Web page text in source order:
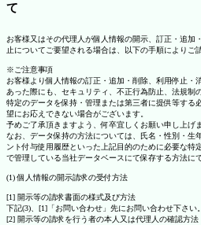
て
お客様又はその代理人が個人情報の開示、訂正・追加
止についてご要望される場合は、以下の手順によりご
※ご注意事項
お客様より個人情報の訂正・追加・削除、利用停止・
あった際にも、セキュリティ、不正行為防止、法規制
特定のデータを保持・管理または第三者に提供等する
望にお応えできない場合がございます。
予めご了承頂きますよう、何卒宜しくお願い申し上げま
なお、データ保持の方法については、氏名・性別・生
ント付与使用履歴といった上記目的のために必要な特
で管理している当社データベースにて保存する方法に
(1) 個人情報の開示請求の受付方法
[1] 開示等の請求書面の様式及び方法
下記(3)、[1]「お問い合わせ」先にお問い合わせ下さい。
[2] 開示等の請求を行う者の本人又は代理人の確認方法